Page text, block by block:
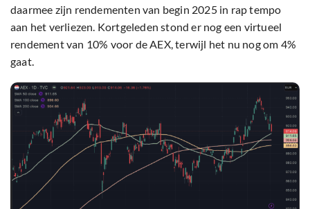
daarmee zijn rendementen van begin 2025 in rap tempo
aan het verliezen. Kortgeleden stond er nog een virtueel
rendement van 10% voor de AEX, terwijl het nu nog om 4%
gaat.